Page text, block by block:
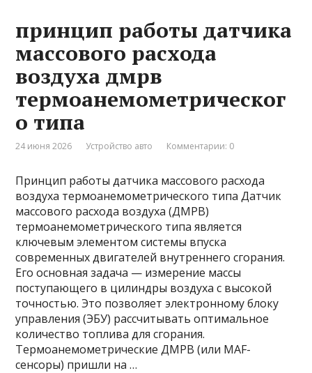
принцип работы датчика
массового расхода
воздуха дмрв
термоанемометрическог
о типа
24 июня 2026 Устройство авто Комментарии: 0
Принцип работы датчика массового расхода
воздуха термоанемометрического типа Датчик
массового расхода воздуха (ДМРВ)
термоанемометрического типа является
ключевым элементом системы впуска
современных двигателей внутреннего сгорания.
Его основная задача — измерение массы
поступающего в цилиндры воздуха с высокой
точностью. Это позволяет электронному блоку
управления (ЭБУ) рассчитывать оптимальное
количество топлива для сгорания.
Термоанемометрические ДМРВ (или MAF-
сенсоры) пришли на …